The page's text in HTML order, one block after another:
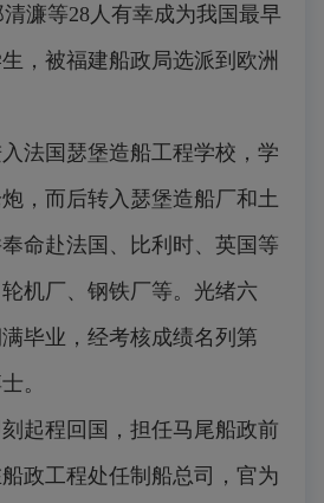
濂等28人有幸成为我国最早
，被福建船政局选派到欧洲
法国瑟堡造船工程学校，学
，而后转入瑟堡造船厂和土
命赴法国、比利时、英国等
机厂、钢铁厂等。光绪六
毕业，经考核成绩名列第
。
起程回国，担任马尾船政前
政工程处任制船总司，官为